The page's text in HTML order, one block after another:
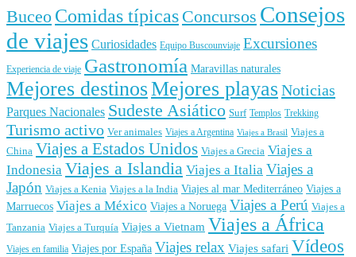
Buceo Comidas típicas Concursos Consejos
de viajes Curiosidades Equipo Buscounviaje Excursiones
Experiencia de viaje Gastronomía Maravillas naturales
Mejores destinosMejores playasNoticias
Parques Nacionales Sudeste Asiático Surf Templos Trekking
Turismo activo Ver animales Viajes a Argentina Viajes a Brasil Viajes a
China Viajes a Estados Unidos Viajes a Grecia Viajes a
Indonesia Viajes a Islandia Viajes a Italia Viajes a
Japón Viajes a Kenia Viajes a la India Viajes al mar Mediterráneo Viajes a
Marruecos Viajes a México Viajes a Noruega Viajes a Perú Viajes a
Tanzania Viajes a Turquía Viajes a Vietnam Viajes a África
Viajes en familia Viajes por España Viajes relax Viajes safari Vídeos